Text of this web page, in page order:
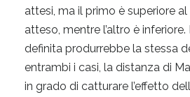
attesi, ma il primo è superiore
atteso, mentre l’altro è
definita produrrebbe la stessa
entrambi i casi, la distanza di
in grado di catturare l’effetto